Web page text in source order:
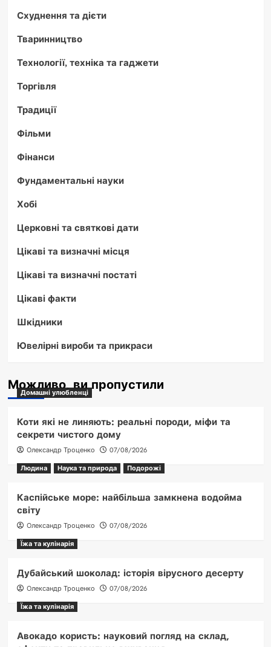
Схуднення та дієти
Тваринництво
Технології, техніка та гаджети
Торгівля
Традиції
Фільми
Фінанси
Фундаментальні науки
Хобі
Церковні та святкові дати
Цікаві та визначні місця
Цікаві та визначні постаті
Цікаві факти
Шкідники
Ювелірні вироби та прикраси
Можливо, ви пропустили
Домашні улюбленці
Коти які не линяють: реальні породи, міфи та
секрети чистого дому
Олександр Троценко
07/08/2026
Людина
Наука та природа Подорожі
Каспійське море: найбільша замкнена водойма
світу
Олександр Троценко
07/08/2026
Їжа та кулінарія
Дубайський шоколад: історія вірусного десерту
Олександр Троценко
07/08/2026
Їжа та кулінарія
Авокадо користь: науковий погляд на склад,